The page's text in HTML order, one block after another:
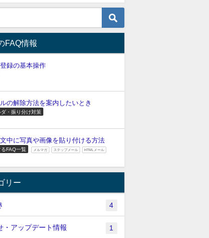
FAQ情報
録の基本操作
の解除方法を案内したいとき
・振り分け対策
中に写真や画像を貼り付ける方法
FAQ一覧 メルマガ ステップメール HTMLメール
リー
4
・アップデート情報 1